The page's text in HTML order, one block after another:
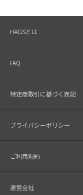
HAGSとは
FAQ
特定商取引に基づく表記
プライバシーポリシー
ご利用規約
運営会社